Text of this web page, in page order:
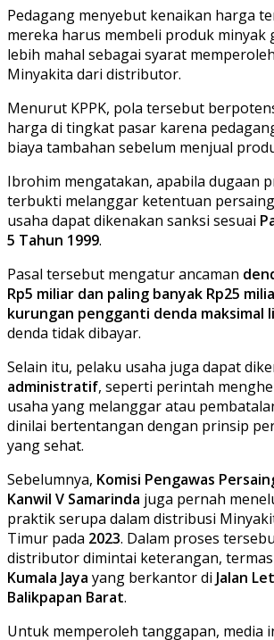
Pedagang menyebut kenaikan harga
mereka harus membeli produk minyak
lebih mahal sebagai syarat
Minyakita dari distributor.
Menurut KPPK, pola tersebut
harga di tingkat pasar karena
biaya tambahan sebelum menjual
Ibrohim mengatakan, apabila dugaan
terbukti melanggar ketentuan
usaha dapat dikenakan sanksi sesuai
5 Tahun 1999.
Pasal tersebut mengatur ancaman
Rp5 miliar dan paling banyak Rp25
kurungan pengganti denda maksimal
denda tidak dibayar.
Selain itu, pelaku usaha juga dapat
administratif, seperti perintah
usaha yang melanggar atau
dinilai bertentangan dengan prinsip
yang sehat.
Sebelumnya, Komisi Pengawas
Kanwil V Samarinda juga pernah
praktik serupa dalam distribusi
Timur pada 2023. Dalam proses
distributor dimintai keterangan,
Kumala Jaya yang berkantor di Jalan
Balikpapan Barat.
Untuk memperoleh tanggapan, media